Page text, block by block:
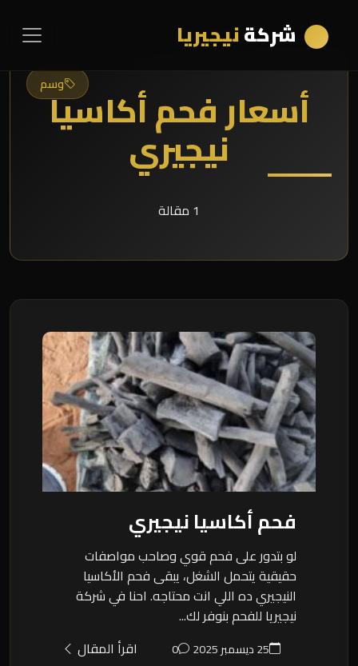
شركةنيجيريا
وسم
أسعار فحم أكاسيا
نيجيري
1 مقالة
فحم أكاسيا نيجيري
لو بتدور على فحم قوي وصاحب مواصفات
حقيقية يتحمل الشغل، يبقى فحم الأكاسيا
النيجيري ده اللي انت محتاجه. احنا في شركة
نيجيريا للفحم بنوفر لك...
25 ديسمبر 2025 0 اقرأ المقال